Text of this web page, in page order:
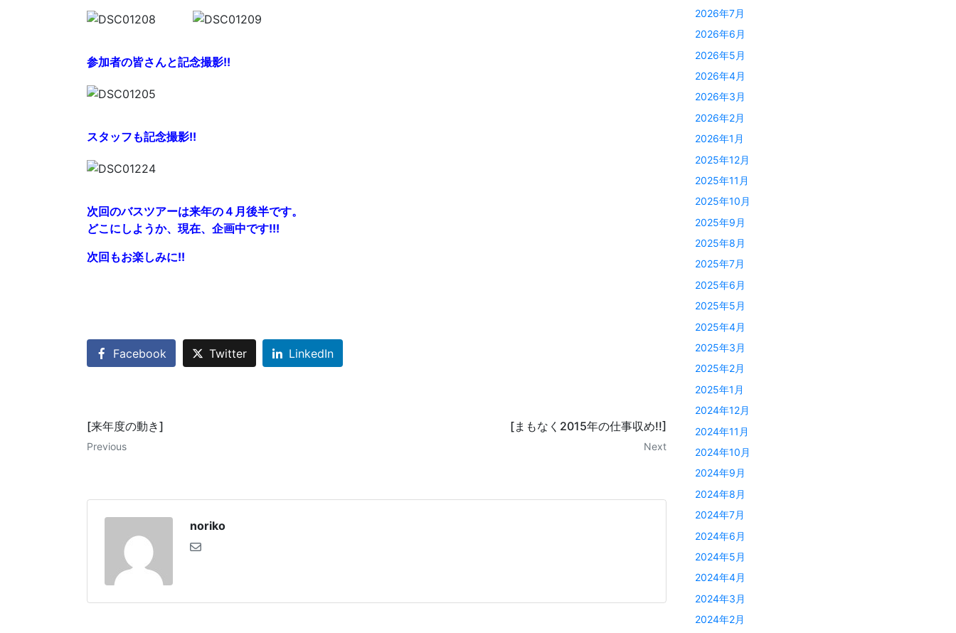
参加者の皆さんと記念撮影!!
スタッフも記念撮影!!
次回のバスツアーは来年の４月後半です。
どこにしようか、現在、企画中です!!!
次回もお楽しみに!!
Facebook Twitter LinkedIn
[来年度の動き]
Previous
[まもなく2015年の仕事収め!!]
Next
noriko
2026年7月
2026年6月
2026年5月
2026年4月
2026年3月
2026年2月
2026年1月
2025年12月
2025年11月
2025年10月
2025年9月
2025年8月
2025年7月
2025年6月
2025年5月
2025年4月
2025年3月
2025年2月
2025年1月
2024年12月
2024年11月
2024年10月
2024年9月
2024年8月
2024年7月
2024年6月
2024年5月
2024年4月
2024年3月
2024年2月